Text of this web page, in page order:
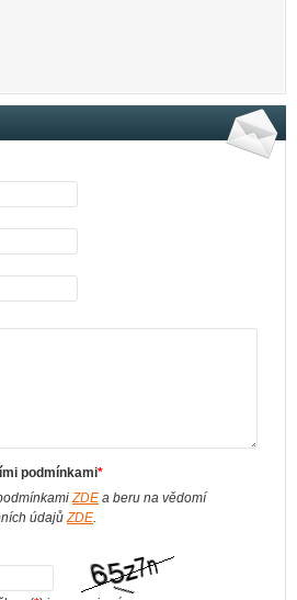
podmínkami*
ZDE a beru na vědomí
údajůZDE.